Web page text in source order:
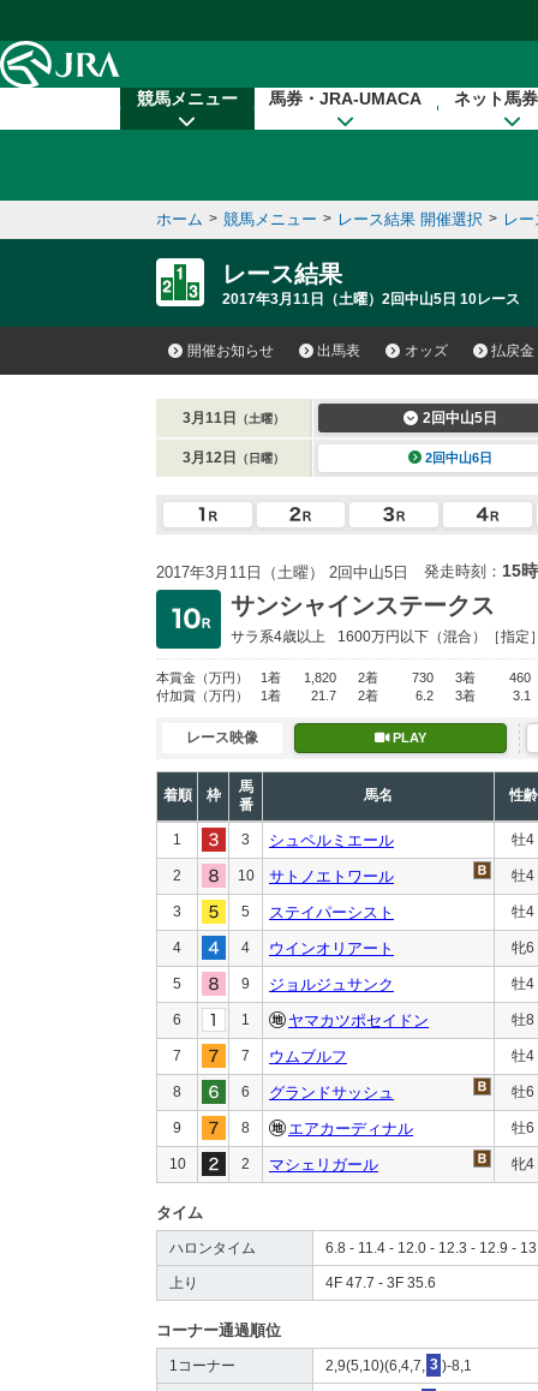
競馬メニュー 馬券・JRA-UMACA ネット馬
ホーム > 競馬メニュー > レース結果 開催選択 > レ
レース結果
2017年3月11日（土曜）2回中山5日 10レース
開催お知らせ 出馬表 オッズ 払戻金
3月11日 （土曜） 2回中山5日
3月12日 （日曜） 2回中山6日
2017年3月11日（土曜） 2回中山5日 発走時刻： 15
サンシャインステークス
サラ系4歳以上 1600万円以下 （混合）［指定
本賞金 （万円） 1着 1,820 2着 730 3着
460
付加賞 （万円） 1着 21.7 2着 6.2 3着 3.1
レース映像 PLAY
着順 枠
馬
番
馬名 性齢
1 3 シュペルミエール 牡4
2 10 サトノエトワール 牡4
3 5 ステイパーシスト 牡4
4 4 ウインオリアート 牝6
5 9 ジョルジュサンク 牡4
6 1 ヤマカツポセイドン 牡8
7 7 ウムブルフ 牡4
8 6 グランドサッシュ 牡6
9 8 エアカーディナル 牡6
10 2 マシェリガール 牝4
タイム
ハロンタイム 6.8 - 11.4 - 12.0 - 12.3 - 12.9 -
上り 4F 47.7 - 3F 35.6
コーナー通過順位
1コーナー 2,9(5,10)(6,4,7, 3 )-8,1